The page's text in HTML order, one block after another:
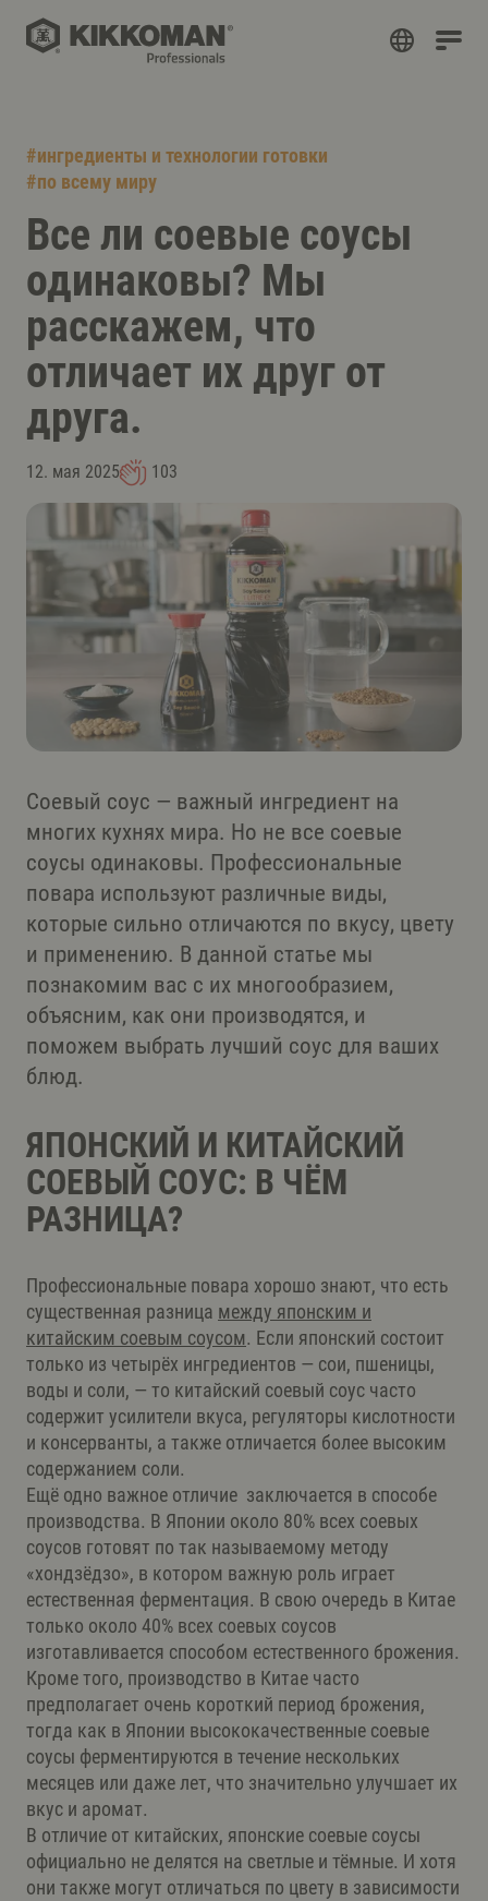
#ингредиенты и технологии готовки
#по всему миру
Все ли соевые соусы
одинаковы? Мы
расскажем, что
отличает их друг от
друга.
12. мая 2025 103
Соевый соус — важный ингредиент на
многих кухнях мира. Но не все соевые
соусы одинаковы. Профессиональные
повара используют различные виды,
которые сильно отличаются по вкусу, цвету
и применению. В данной статье мы
познакомим вас с их многообразием,
объясним, как они производятся, и
поможем выбрать лучший соус для ваших
блюд.
ЯПОНСКИЙ И КИТАЙСКИЙ
СОЕВЫЙ СОУС: В ЧЁМ
РАЗНИЦА?
Профессиональные повара хорошо знают, что есть
существенная разница между японским и
китайским соевым соусом. Если японский состоит
только из четырёх ингредиентов — сои, пшеницы,
воды и соли, — то китайский соевый соус часто
содержит усилители вкуса, регуляторы кислотности
и консерванты, а также отличается более высоким
содержанием соли.
Ещё одно важное отличие заключается в способе
производства. В Японии около 80% всех соевых
соусов готовят по так называемому методу
«хондзёдзо», в котором важную роль играет
естественная ферментация. В свою очередь в Китае
только около 40% всех соевых соусов
изготавливается способом естественного брожения.
Кроме того, производство в Китае часто
предполагает очень короткий период брожения,
тогда как в Японии высококачественные соевые
соусы ферментируются в течение нескольких
месяцев или даже лет, что значительно улучшает их
вкус и аромат.
В отличие от китайских, японские соевые соусы
официально не делятся на светлые и тёмные. И хотя
они также могут отличаться по цвету в зависимости